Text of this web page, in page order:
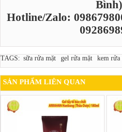
Bình)
Hotline/Zalo:
TAGS: sữa rửa mặt gel rửa mặt kem rửa
SẢN PHẨM LIÊN QUAN